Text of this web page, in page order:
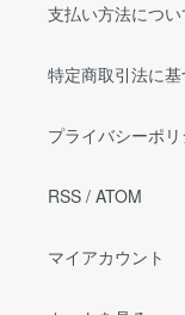
支払い方法につい
特定商取引法に
プライバシーポ
RSS / ATOM
マイアカウント